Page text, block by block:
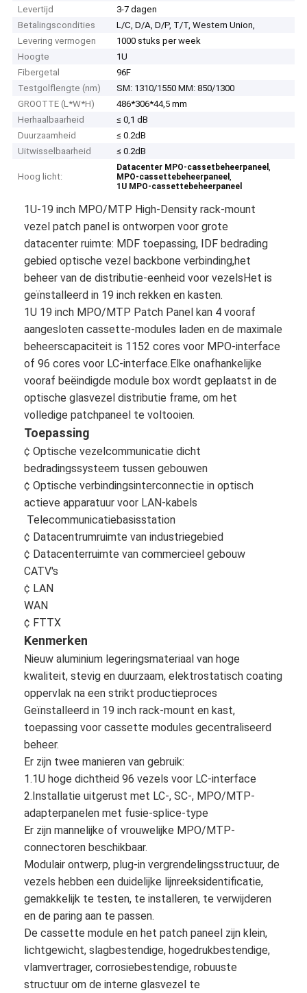
Huis
Producten
Ongeveer ons
Levertijd
3-7 dagen
Betalingscondities
L/C, D/A, D/P, T/T, Western Union,
Levering vermogen
1000 stuks per week
Hoogte
1U
Fibergetal
96F
Testgolflengte (nm)
SM: 1310/1550 MM: 850/1300
GROOTTE (L*W*H)
486*306*44,5 mm
Herhaalbaarheid
≤ 0,1 dB
Duurzaamheid
≤ 0.2dB
Uitwisselbaarheid
≤ 0.2dB
Hoog licht:
Datacenter MPO-cassetbeheerpaneel,
MPO-cassettebeheerpaneel,
1U MPO-cassettebeheerpaneel
1U-19 inch MPO/MTP High-Density rack-mount
vezel patch panel is ontworpen voor grote
datacenter ruimte: MDF toepassing, IDF bedrading
gebied optische vezel backbone verbinding,het
beheer van de distributie-eenheid voor vezelsHet is
geïnstalleerd in 19 inch rekken en kasten.
1U 19 inch MPO/MTP Patch Panel kan 4 vooraf
aangesloten cassette-modules laden en de maximale
beheerscapaciteit is 1152 cores voor MPO-interface
of 96 cores voor LC-interface.Elke onafhankelijke
vooraf beëindigde module box wordt geplaatst in de
optische glasvezel distributie frame, om het
volledige patchpaneel te voltooien.
Toepassing
¢ Optische vezelcommunicatie dicht
bedradingssysteem tussen gebouwen
¢ Optische verbindingsinterconnectie in optisch
actieve apparatuur voor LAN-kabels
️ Telecommunicatiebasisstation
¢ Datacentrumruimte van industriegebied
¢ Datacenterruimte van commercieel gebouw
CATV's
¢ LAN
WAN
¢ FTTX
Kenmerken
Nieuw aluminium legeringsmateriaal van hoge
kwaliteit, stevig en duurzaam, elektrostatisch coating
oppervlak na een strikt productieproces
Geïnstalleerd in 19 inch rack-mount en kast,
toepassing voor cassette modules gecentraliseerd
beheer.
Er zijn twee manieren van gebruik:
1.1U hoge dichtheid 96 vezels voor LC-interface
2.Installatie uitgerust met LC-, SC-, MPO/MTP-
adapterpanelen met fusie-splice-type
Er zijn mannelijke of vrouwelijke MPO/MTP-
connectoren beschikbaar.
Modulair ontwerp, plug-in vergrendelingsstructuur, de
vezels hebben een duidelijke lijnreeksidentificatie,
gemakkelijk te testen, te installeren, te verwijderen
en de paring aan te passen.
De cassette module en het patch paneel zijn klein,
lichtgewicht, slagbestendige, hogedrukbestendige,
vlamvertrager, corrosiebestendige, robuuste
structuur om de interne glasvezel te